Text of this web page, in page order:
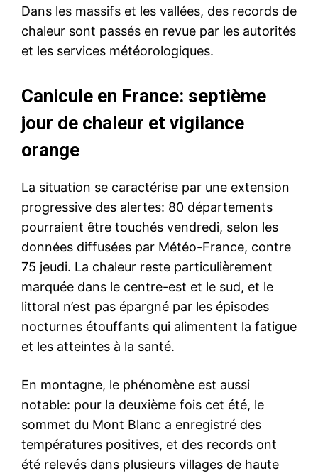
Dans les massifs et les vallées, des records de
chaleur sont passés en revue par les autorités
et les services météorologiques.
Canicule en France: septième
jour de chaleur et vigilance
orange
La situation se caractérise par une extension
progressive des alertes: 80 départements
pourraient être touchés vendredi, selon les
données diffusées par Météo-France, contre
75 jeudi. La chaleur reste particulièrement
marquée dans le centre-est et le sud, et le
littoral n’est pas épargné par les épisodes
nocturnes étouffants qui alimentent la fatigue
et les atteintes à la santé.
En montagne, le phénomène est aussi
notable: pour la deuxième fois cet été, le
sommet du Mont Blanc a enregistré des
températures positives, et des records ont
été relevés dans plusieurs villages de haute